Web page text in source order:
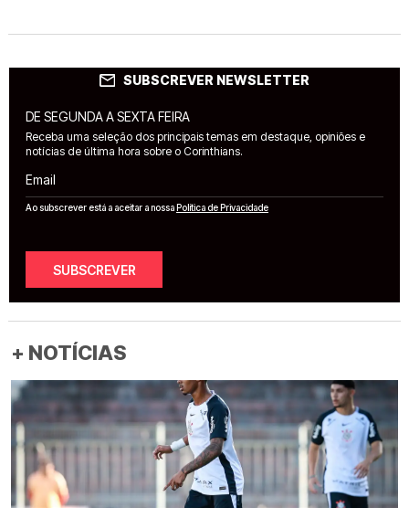
SUBSCREVER NEWSLETTER
DE SEGUNDA A SEXTA FEIRA
Receba uma seleção dos principais temas em destaque, opiniões e
notícias de última hora sobre o Corinthians.
Email
Ao subscrever está a aceitar a nossaPolítica de Privacidade
SUBSCREVER
+ NOTÍCIAS